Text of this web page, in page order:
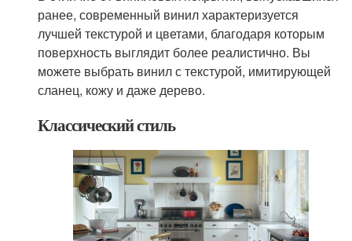
ранее, современный винил характеризуется
лучшей текстурой и цветами, благодаря которым
поверхность выглядит более реалистично. Вы
можете выбрать винил с текстурой, имитирующей
сланец, кожу и даже дерево.
Классический стиль